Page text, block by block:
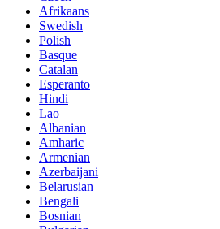
Afrikaans
Swedish
Polish
Basque
Catalan
Esperanto
Hindi
Lao
Albanian
Amharic
Armenian
Azerbaijani
Belarusian
Bengali
Bosnian